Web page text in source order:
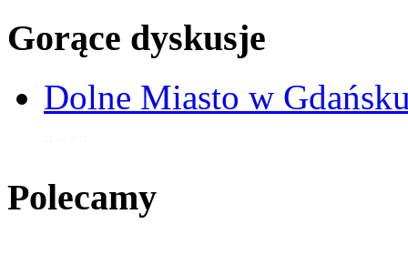
Gorące dyskusje
Dolne Miasto w
Polecamy